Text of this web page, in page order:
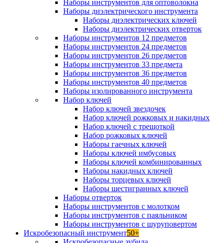
Наборы инструментов для оптоволокна
Наборы диэлектрического инструмента
Наборы диэлектрических ключей
Наборы диэлектрических отверток
Наборы инструментов 12 предметов
Наборы инструментов 24 предметов
Наборы инструментов 26 предметов
Наборы инструментов 33 предмета
Наборы инструментов 36 предметов
Наборы инструментов 40 предметов
Наборы изолированного инструмента
Набор ключей
Набор ключей звездочек
Набор ключей рожковых и накидных
Набор ключей с трещоткой
Набор рожковых ключей
Наборы гаечных ключей
Наборы ключей имбусовых
Наборы ключей комбинированных
Наборы накидных ключей
Наборы торцевых ключей
Наборы шестигранных ключей
Наборы отверток
Наборы инструментов с молотком
Наборы инструментов с паяльником
Наборы инструментов с шуруповертом
Искробезопасный инструмент50+